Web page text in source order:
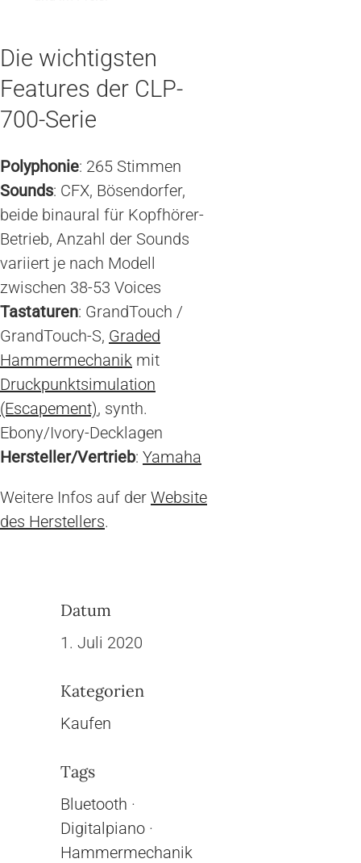
Die wichtigsten
Features der CLP-
700-Serie
Polyphonie: 265 Stimmen
Sounds: CFX, Bösendorfer,
beide binaural für Kopfhörer-
Betrieb, Anzahl der Sounds
variiert je nach Modell
zwischen 38-53 Voices
Tastaturen: GrandTouch /
GrandTouch-S, Graded
Hammermechanik mit
Druckpunktsimulation
(Escapement), synth.
Ebony/Ivory-Decklagen
Hersteller/Vertrieb: Yamaha
Weitere Infos auf der Website
des Herstellers.
Datum
1. Juli 2020
Kategorien
Kaufen
Tags
Bluetooth ·
Digitalpiano ·
Hammermechanik